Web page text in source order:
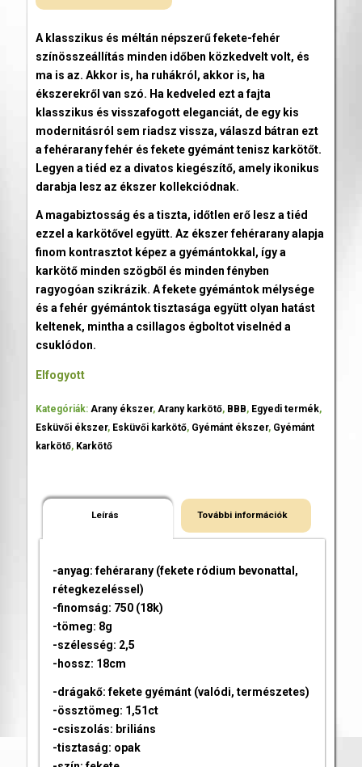
A klasszikus és méltán népszerű fekete-fehér
színösszeállítás minden időben közkedvelt volt, és
ma is az. Akkor is, ha ruhákról, akkor is, ha
ékszerekről van szó. Ha kedveled ezt a fajta
klasszikus és visszafogott eleganciát, de egy kis
modernitásról sem riadsz vissza, válaszd bátran ezt
a fehérarany fehér és fekete gyémánt tenisz karkötőt.
Legyen a tiéd ez a divatos kiegészítő, amely ikonikus
darabja lesz az ékszer kollekciódnak.
A magabiztosság és a tiszta, időtlen erő lesz a tiéd
ezzel a karkötővel együtt. Az ékszer fehérarany alapja
finom kontrasztot képez a gyémántokkal, így a
karkötő minden szögből és minden fényben
ragyogóan szikrázik. A fekete gyémántok mélysége
és a fehér gyémántok tisztasága együtt olyan hatást
keltenek, mintha a csillagos égboltot viselnéd a
csuklódon.
Elfogyott
Kategóriák: Arany ékszer, Arany karkötő, BBB, Egyedi termék,
Esküvői ékszer, Esküvői karkötő, Gyémánt ékszer, Gyémánt
karkötő, Karkötő
Leírás További információk
-anyag: fehérarany (fekete ródium bevonattal,
rétegkezeléssel)
-finomság: 750 (18k)
-tömeg: 8g
-szélesség: 2,5
-hossz: 18cm
-drágakő: fekete gyémánt (valódi, természetes)
-össztömeg: 1,51ct
-csiszolás: briliáns
-tisztaság: opak